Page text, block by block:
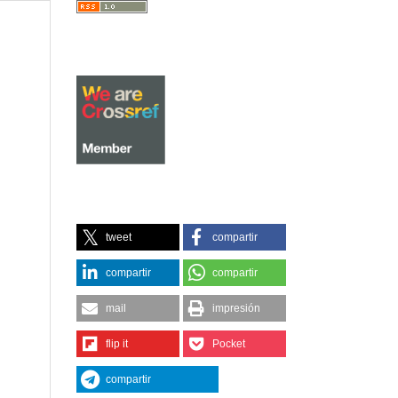
tweet compartir
compartir compartir
mail impresión
flip it Pocket
compartir